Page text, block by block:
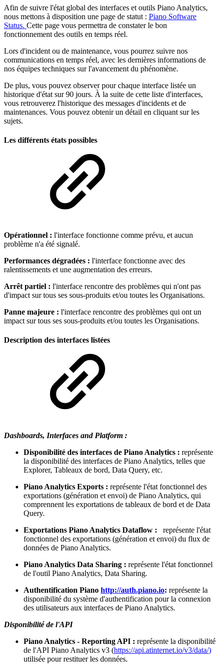
Afin de suivre l'état global des interfaces et outils Piano Analytics,
nous mettons à disposition une page de statut : Piano Software
Status. Cette page vous permettra de constater le bon
fonctionnement des outils en temps réel.
Lors d'incident ou de maintenance, vous pourrez suivre nos
communications en temps réel, avec les dernières informations de
nos équipes techniques sur l'avancement du phénomène.
De plus, vous pouvez observer pour chaque interface listée un
historique d'état sur 90 jours. À la suite de cette liste d'interfaces,
vous retrouverez l'historique des messages d'incidents et de
maintenances. Vous pouvez obtenir un détail en cliquant sur les
sujets.
Les différents états possibles
Opérationnel : l'interface fonctionne comme prévu, et aucun
problème n'a été signalé.
Performances dégradées : l'interface fonctionne avec des
ralentissements et une augmentation des erreurs.
Arrêt partiel : l'interface rencontre des problèmes qui n'ont pas
d'impact sur tous ses sous-produits et/ou toutes les Organisations.
Panne majeure : l'interface rencontre des problèmes qui ont un
impact sur tous ses sous-produits et/ou toutes les Organisations.
Description des interfaces listées
Dashboards, Interfaces and Platform :
Disponibilité des interfaces de Piano Analytics : représente
la disponibilité des interfaces de Piano Analytics, telles que
Explorer, Tableaux de bord, Data Query, etc.
Piano Analytics Exports : représente l'état fonctionnel des
exportations (génération et envoi) de Piano Analytics, qui
comprennent les exportations de tableaux de bord et de Data
Query.
Exportations Piano Analytics Dataflow :
représente l'état
fonctionnel des exportations (génération et envoi) du flux de
données de Piano Analytics.
Piano Analytics Data Sharing : représente l'état fonctionnel
de l'outil Piano Analytics, Data Sharing.
Authentification Piano http://auth.piano.io: représente la
disponibilité du système d'authentification pour la connexion
des utilisateurs aux interfaces de Piano Analytics.
Disponibilité de l'API
Piano Analytics - Reporting API : représente la disponibilité
de l'API Piano Analytics v3 (https://api.atinternet.io/v3/data/)
utilisée pour restituer les données.